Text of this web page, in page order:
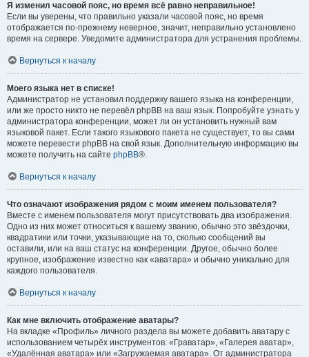
Я изменил часовой пояс, но время всё равно неправильное!
Если вы уверены, что правильно указали часовой пояс, но время
отображается по-прежнему неверное, значит, неправильно установлено
время на сервере. Уведомите администратора для устранения проблемы.
Вернуться к началу
Моего языка нет в списке!
Администратор не установил поддержку вашего языка на конференции,
или же просто никто не перевёл phpBB на ваш язык. Попробуйте узнать у
администратора конференции, может ли он установить нужный вам
языковой пакет. Если такого языкового пакета не существует, то вы сами
можете перевести phpBB на свой язык. Дополнительную информацию вы
можете получить на сайте phpBB®.
Вернуться к началу
Что означают изображения рядом с моим именем пользователя?
Вместе с именем пользователя могут присутствовать два изображения.
Одно из них может относиться к вашему званию, обычно это звёздочки,
квадратики или точки, указывающие на то, сколько сообщений вы
оставили, или на ваш статус на конференции. Другое, обычно более
крупное, изображение известно как «аватара» и обычно уникально для
каждого пользователя.
Вернуться к началу
Как мне включить отображение аватары?
На вкладке «Профиль» личного раздела вы можете добавить аватару с
использованием четырёх инструментов: «Граватар», «Галерея аватар»,
«Удалённая аватара» или «Загружаемая аватара». От администратора